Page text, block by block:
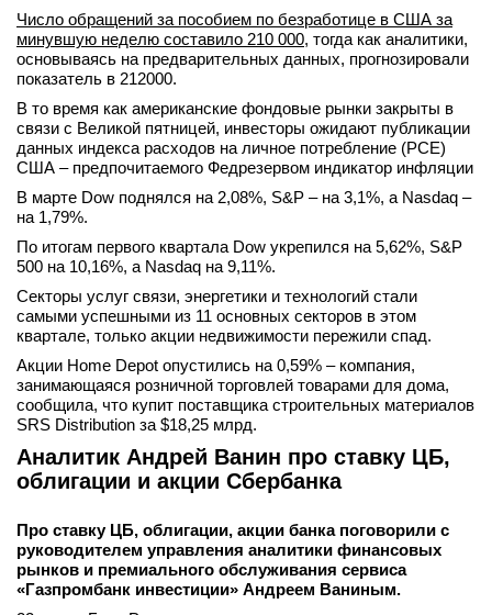
Число обращений за пособием по безработице в США за
минувшую неделю составило 210 000​​, тогда как аналитики,
основываясь на предварительных данных, прогнозировали
показатель в 212000.
В то время как американские фондовые рынки закрыты в
связи с Великой пятницей, инвесторы ожидают публикации
данных индекса расходов на личное потребление (PCE)
США – предпочитаемого Федрезервом индикатор инфляции
В марте Dow поднялся на 2,08%, S&P – на 3,1%, а Nasdaq –
на 1,79%.
По итогам первого квартала Dow укрепился на 5,62%, S&P
500 на 10,16%, а Nasdaq на 9,11%.
Секторы услуг связи, энергетики и технологий стали
самыми успешными из 11 основных секторов в этом
квартале, только акции недвижимости пережили спад.
Акции Home Depot опустились на 0,59% – компания,
занимающаяся розничной торговлей товарами для дома,
сообщила, что купит поставщика строительных материалов
SRS Distribution за $18,25 млрд.
Аналитик Андрей Ванин про ставку ЦБ,
облигации и акции Сбербанка
Про ставку ЦБ, облигации, акции банка поговорили с
руководителем управления аналитики финансовых
рынков и премиального обслуживания сервиса
«Газпромбанк инвестиции» Андреем Ваниным.